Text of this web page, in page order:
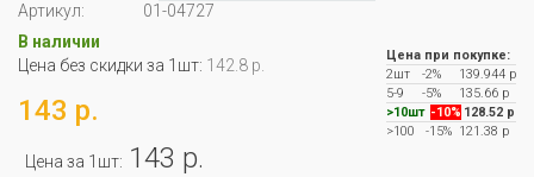
Артикул:
01-04727
В наличии
Цена без скидки за 1шт: 142.8 р.
143 р.
Цена за 1шт: 143 р.
Цена при покупке:
2шт
-2%
139.944 р
5-9
-5%
135.66 р
>10шт -10% 128.52 р
>100
-15% 121.38 р